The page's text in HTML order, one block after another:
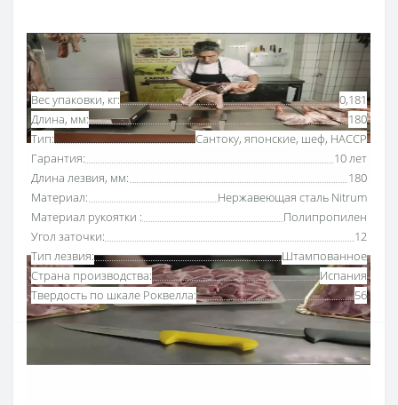
Основные характеристики Все характеристики
Вес упаковки, кг:
0,181
Длина, мм:
180
Тип:
Сантоку, японские, шеф, HACCP
Гарантия:
10 лет
Длина лезвия, мм:
180
Материал:
Нержавеющая сталь Nitrum
Материал рукоятки :
Полипропилен
Угол заточки:
12
Тип лезвия:
Штампованное
Страна производства:
Испания
Твердость по шкале Роквелла:
56
Нож японский Сантоку 180 мм «2900» Аркос с